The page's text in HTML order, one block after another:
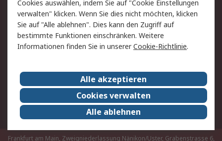
Cookie-Richtlinie
Zahlungsbedingungen
Copyright/Impressum
Über RS
Karriere bei RS
Nachhaltigkeit
Qualität/Umwelt/ZertifikatePresse-Center
Event-Center
Frankfurt am Main, Zweigniederlassung Nänikon/Uster, Grabenstrasse 6,
Cookies auswählen, indem Sie auf "Cookie Einstellungen
verwalten" klicken. Wenn Sie dies nicht möchten, klicken
Sie auf "Alle ablehnen". Dies kann den Zugriff auf
bestimmte Funktionen einschränken. Weitere
Informationen finden Sie in unsererCookie-Richtlinie.
Alle akzeptieren
Cookies verwalten
Alle ablehnen